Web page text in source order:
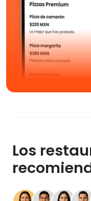
Los